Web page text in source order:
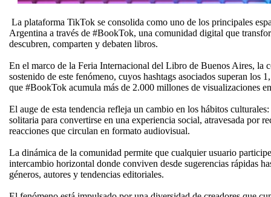
La plataforma TikTok se consolida como uno de los principales
Argentina a través de #BookTok, una comunidad digital que
descubren, comparten y debaten libros.
En el marco de la Feria Internacional del Libro de Buenos Aires, la
sostenido de este fenómeno, cuyos hashtags asociados superan los
que #BookTok acumula más de 2.000 millones de visualizaciones
El auge de esta tendencia refleja un cambio en los hábitos
solitaria para convertirse en una experiencia social, atravesada por
reacciones que circulan en formato audiovisual.
La dinámica de la comunidad permite que cualquier usuario
intercambio horizontal donde conviven desde sugerencias rápidas
géneros, autores y tendencias editoriales.